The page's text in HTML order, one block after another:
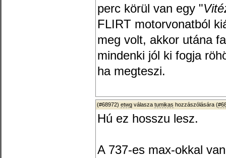
perc körül van egy "
FLIRT motorvonatból
meg volt, akkor utána
mindenki jól ki fogja
ha megteszi.
(#68972) etwg válasza tumikas hozzászólására (
Hú ez hosszu lesz.
A 737-es max-okkal